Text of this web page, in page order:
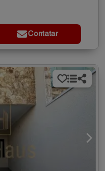
Contatar